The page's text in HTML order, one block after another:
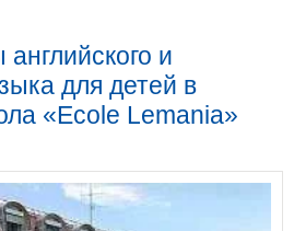
и
для детей в
«Ecole Lemania»